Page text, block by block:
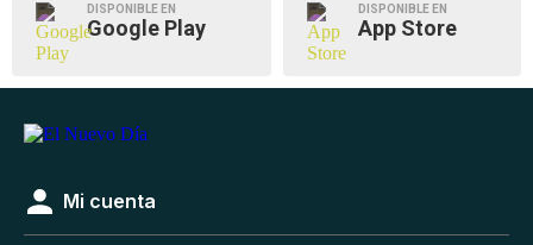
DISPONIBLE EN
Google Play
DISPONIBLE EN
App Store
Mi cuenta